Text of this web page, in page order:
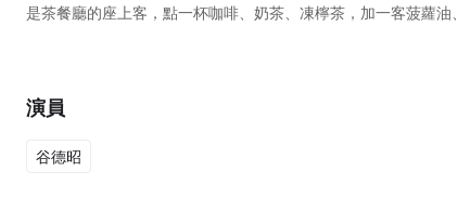
是茶餐廳的座上客，點一杯咖啡、奶茶、凍檸茶，加一客菠蘿
演員
谷德昭